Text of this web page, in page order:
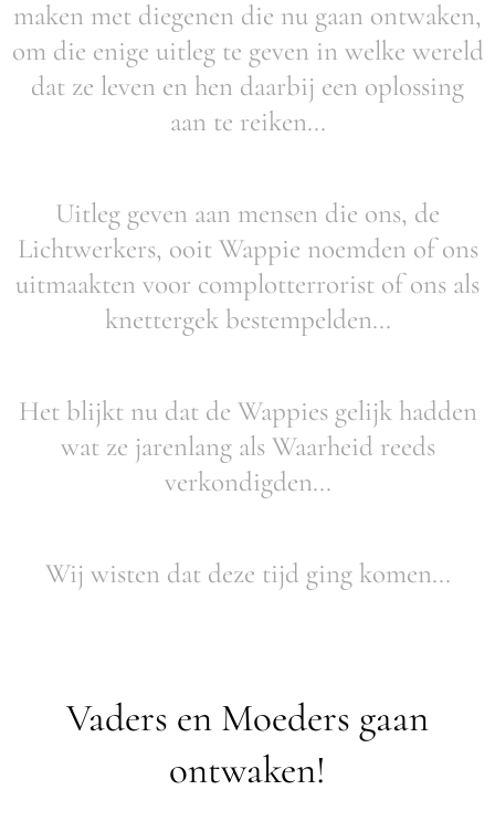
maken met diegenen die nu gaan ontwaken,
om die enige uitleg te geven in welke wereld
dat ze leven en hen daarbij een oplossing
aan te reiken...
Uitleg geven aan mensen die ons, de
Lichtwerkers, ooit Wappie noemden of ons
uitmaakten voor complotterrorist of ons als
knettergek bestempelden...
Het blijkt nu dat de Wappies gelijk hadden
wat ze jarenlang als Waarheid reeds
verkondigden...
Wij wisten dat deze tijd ging komen...
Vaders en Moeders gaan
ontwaken!